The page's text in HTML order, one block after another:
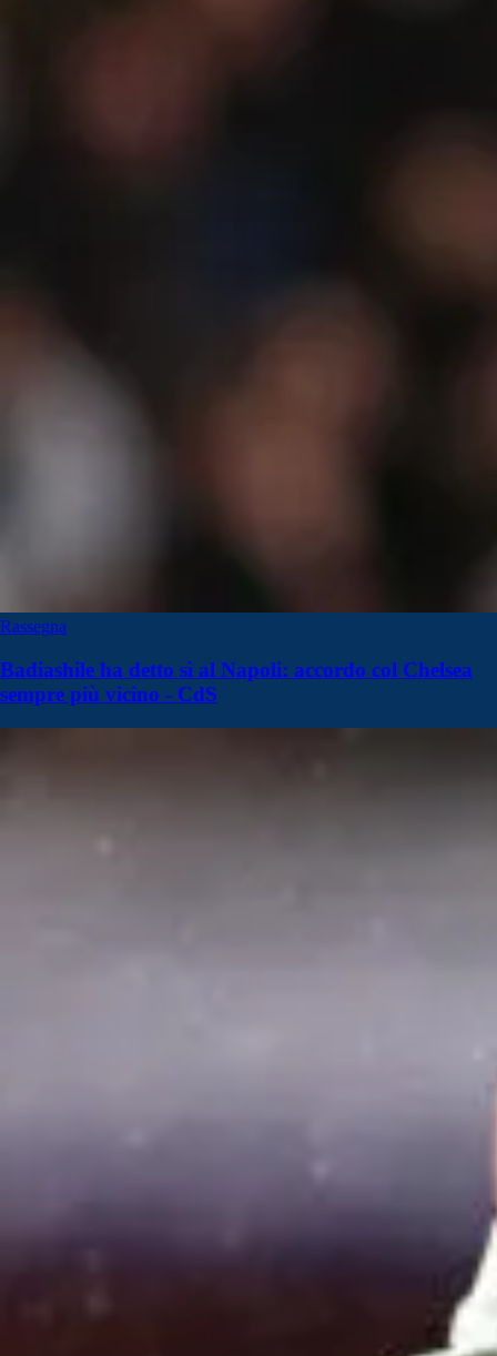
Rassegna
Badiashile ha detto sì al Napoli: accordo col Chelsea
sempre più vicino - CdS